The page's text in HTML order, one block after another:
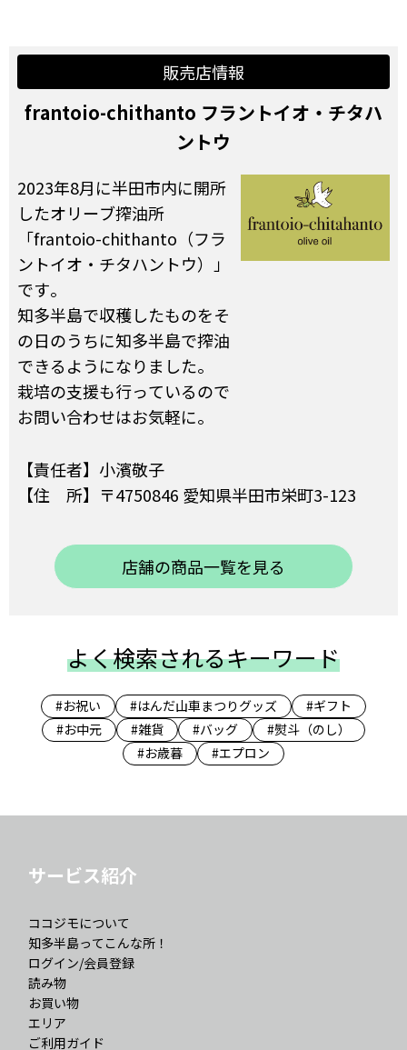
販売店情報
frantoio-chithanto フラントイオ・チタハ
ントウ
2023年8月に半田市内に開所
したオリーブ搾油所
「frantoio-chithanto（フラ
ントイオ・チタハントウ）」
です。
知多半島で収穫したものをそ
の日のうちに知多半島で搾油
できるようになりました。
栽培の支援も行っているので
お問い合わせはお気軽に。
【責任者】小濱敬子
【住 所】〒4750846 愛知県半田市栄町3-123
店舗の商品一覧を見る
よく検索されるキーワード
#お祝い #はんだ山車まつりグッズ
#ギフト
#お中元
#雑貨 #バッグ
#熨斗（のし）
#お歳暮
#エプロン
サービス紹介
ココジモについて
知多半島ってこんな所！
ログイン/会員登録
読み物
お買い物
エリア
ご利用ガイド